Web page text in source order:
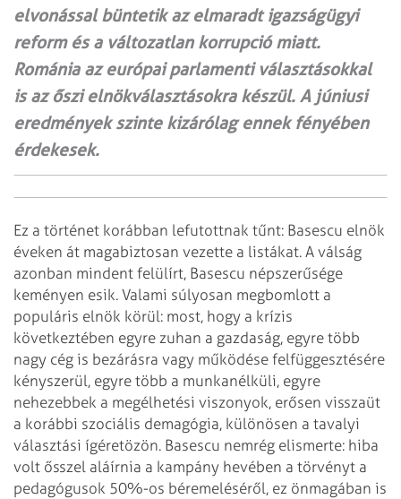
elvonással büntetik az elmaradt igazságügyi
reform és a változatlan korrupció miatt.
Románia az európai parlamenti választásokkal
is az őszi elnökválasztásokra készül. A júniusi
eredmények szinte kizárólag ennek fényében
érdekesek.
Ez a történet korábban lefutottnak tűnt: Basescu elnök
éveken át magabiztosan vezette a listákat. A válság
azonban mindent felülírt, Basescu népszerűsége
keményen esik. Valami súlyosan megbomlott a
populáris elnök körül: most, hogy a krízis
következtében egyre zuhan a gazdaság, egyre több
nagy cég is bezárásra vagy működése felfüggesztésére
kényszerül, egyre több a munkanélküli, egyre
nehezebbek a megélhetési viszonyok, erősen visszaüt
a korábbi szociális demagógia, különösen a tavalyi
választási ígéretözön. Basescu nemrég elismerte: hiba
volt ősszel aláírnia a kampány hevében a törvényt a
pedagógusok 50%-os béremeléséről, ez önmagában is